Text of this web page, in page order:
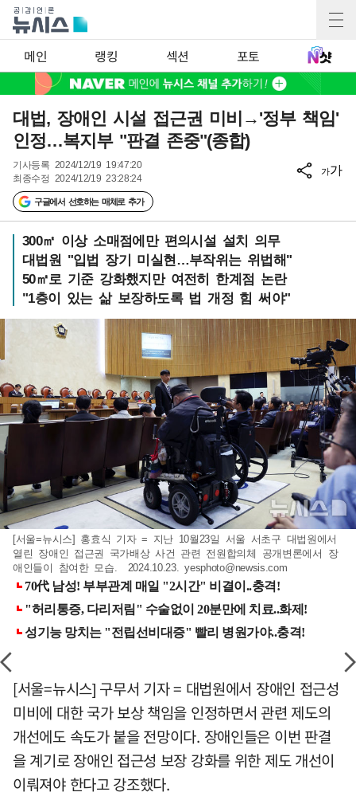
메인 랭킹 섹션 포토
대법, 장애인 시설 접근권 미비→'정부 책임'
인정…복지부 "판결 존중"(종합)
기사등록 2024/12/19 19:47:20
최종수정 2024/12/19 23:28:24
구글에서 선호하는 매체로 추가
가가
300㎡ 이상 소매점에만 편의시설 설치 의무
대법원 "입법 장기 미실현…부작위는 위법해"
50㎡로 기준 강화했지만 여전히 한계점 논란
"1층이 있는 삶 보장하도록 법 개정 힘 써야"
[서울=뉴시스] 홍효식 기자 = 지난 10월23일 서울 서초구 대법원에서
열린 장애인 접근권 국가배상 사건 관련 전원합의체 공개변론에서 장
애인들이 참여한 모습. 2024.10.23.yesphoto@newsis.com
[서울=뉴시스] 구무서 기자 = 대법원에서 장애인 접근성
미비에 대한 국가 보상 책임을 인정하면서 관련 제도의
개선에도 속도가 붙을 전망이다. 장애인들은 이번 판결
을 계기로 장애인 접근성 보장 강화를 위한 제도 개선이
이뤄져야 한다고 강조했다.